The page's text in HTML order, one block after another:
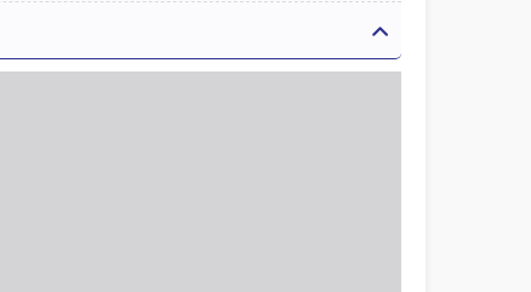
20 สอบถาม
จองด่วน
20 สอบถาม
จองด่วน